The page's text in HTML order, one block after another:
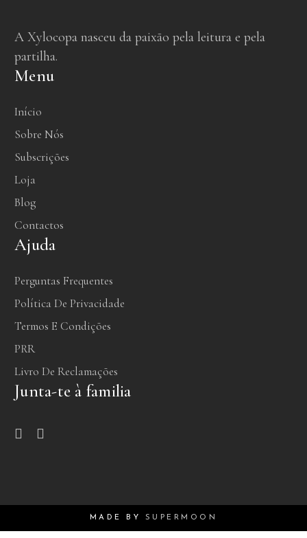
A Xylocopa nasceu da paixão pela leitura e pela
partilha.
Menu
Início
Sobre Nós
Subscrições
Loja
Blog
Contactos
Ajuda
Perguntas Frequentes
Política De Privacidade
Termos E Condições
PRR
Livro De Reclamações
Junta-te à familia
MADE BY SUPERMOON